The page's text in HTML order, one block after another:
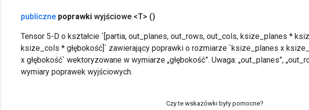
publiczne poprawki wyjściowe <T> ()
Tensor 5-D o kształcie `[partia, out_planes, out_rows, out_cols, ksize_planes *
ksize_cols * głębokość]` zawierający poprawki o rozmiarze `ksize_planes x
x głębokość` wektoryzowane w wymiarze „głębokość”. Uwaga: „out_planes”,
wymiary poprawek wyjściowych.
Czy te wskazówki były pomocne?